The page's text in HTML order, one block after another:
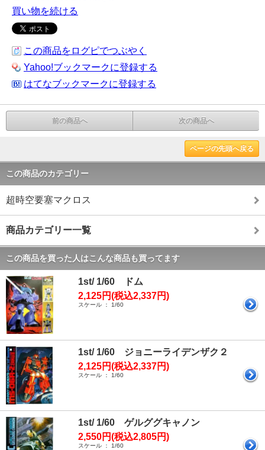
買い物を続ける
この商品をログピでつぶやく
Yahoo!ブックマークに登録する
はてなブックマークに登録する
前の商品へ 次の商品へ
ページの先頭へ戻る
この商品のカテゴリー
超時空要塞マクロス
商品カテゴリー一覧
この商品を買った人はこんな商品も買ってます
1st/ 1/60 ドム
2,125円(税込2,337円)
スケール ： 1/60
1st/ 1/60 ジョニーライデンザク２
2,125円(税込2,337円)
スケール ： 1/60
1st/ 1/60 ゲルググキャノン
2,550円(税込2,805円)
スケール ： 1/60